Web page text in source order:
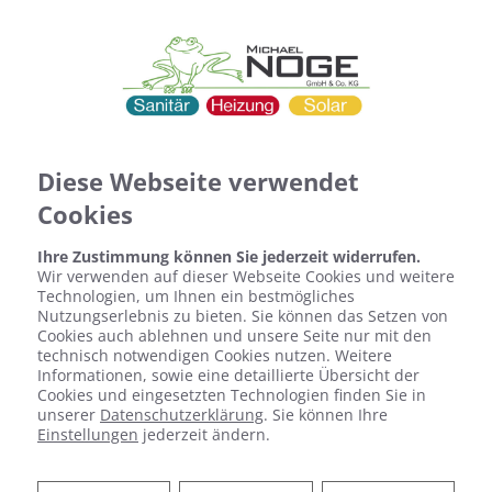
Wasserenthärtungsanlagen
Diese Webseite verwendet
Cookies
Ihre Zustimmung können Sie jederzeit widerrufen.
Wir verwenden auf dieser Webseite Cookies und weitere
Technologien, um Ihnen ein bestmögliches
Nutzungserlebnis zu bieten. Sie können das Setzen von
Cookies auch ablehnen und unsere Seite nur mit den
technisch notwendigen Cookies nutzen. Weitere
Informationen, sowie eine detaillierte Übersicht der
Cookies und eingesetzten Technologien finden Sie in
unserer Datenschutzerklärung. Sie können Ihre
Einstellungen jederzeit ändern.